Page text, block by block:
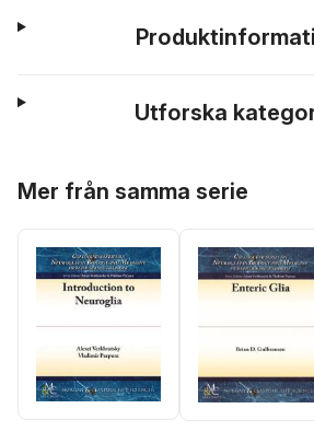
Utforska
Mer från samma serie